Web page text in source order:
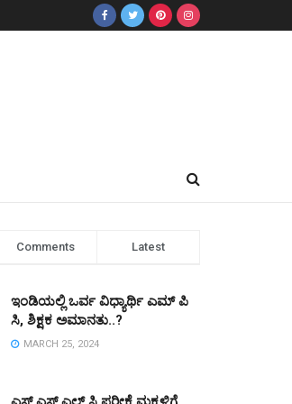
Comments Latest
ಇಂಡಿಯಲ್ಲಿ ಒರ್ವ ವಿಧ್ಯಾರ್ಥಿ ಎಮ್ ಪಿ
ಸಿ, ಶಿಕ್ಷಕ ಅಮಾನತು..?
MARCH 25, 2024